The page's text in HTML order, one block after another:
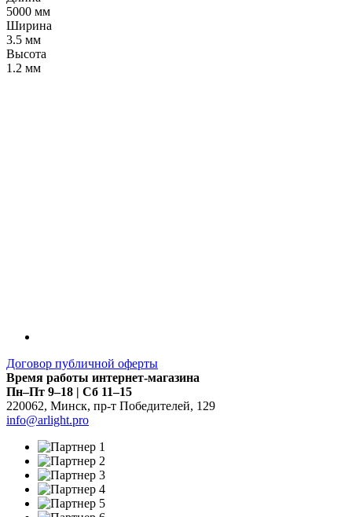
5000 мм
Ширина
3.5 мм
Высота
1.2 мм
Договор публичной оферты
Время работы интернет-магазина
Пн–Пт 9–18 | Сб 11–15
220062, Минск, пр-т Победителей, 129
info@arlight.pro